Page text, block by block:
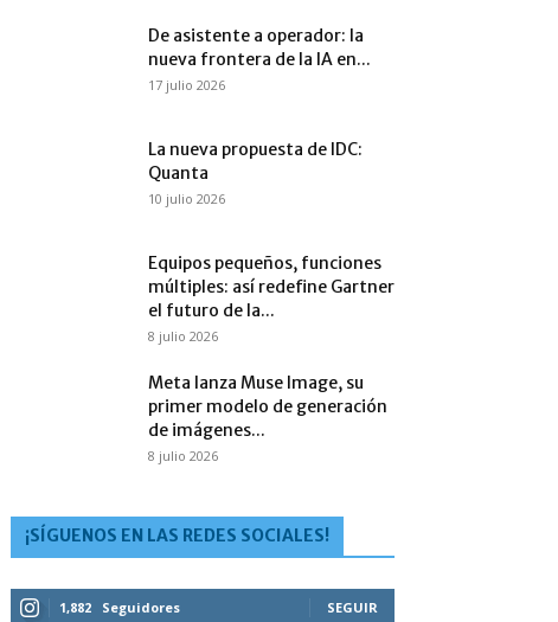
De asistente a operador: la
nueva frontera de la IA en...
17 julio 2026
La nueva propuesta de IDC:
Quanta
10 julio 2026
Equipos pequeños, funciones
múltiples: así redefine Gartner
el futuro de la...
8 julio 2026
Meta lanza Muse Image, su
primer modelo de generación
de imágenes...
8 julio 2026
¡SÍGUENOS EN LAS REDES SOCIALES!
1,882 Seguidores SEGUIR